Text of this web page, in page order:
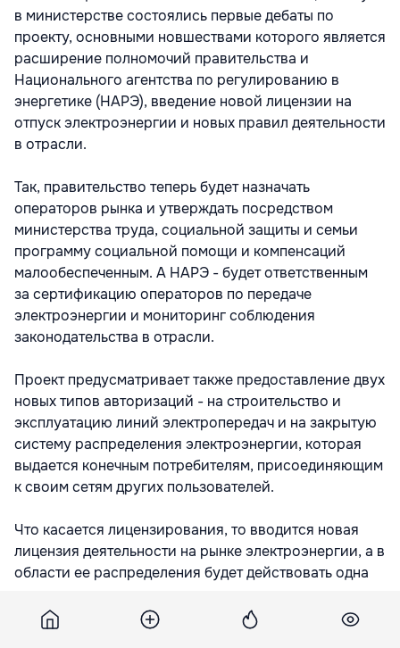
в министерстве состоялись первые дебаты по
проекту, основными новшествами которого является
расширение полномочий правительства и
Национального агентства по регулированию в
энергетике (НАРЭ), введение новой лицензии на
отпуск электроэнергии и новых правил деятельности
в отрасли.
Так, правительство теперь будет назначать
операторов рынка и утверждать посредством
министерства труда, социальной защиты и семьи
программу социальной помощи и компенсаций
малообеспеченным. А НАРЭ - будет ответственным
за сертификацию операторов по передаче
электроэнергии и мониторинг соблюдения
законодательства в отрасли.
Проект предусматривает также предоставление двух
новых типов авторизаций - на строительство и
эксплуатацию линий электропередач и на закрытую
систему распределения электроэнергии, которая
выдается конечным потребителям, присоединяющим
к своим сетям других пользователей.
Что касается лицензирования, то вводится новая
лицензия деятельности на рынке электроэнергии, а в
области ее распределения будет действовать одна
нерегулируемым тарифам.